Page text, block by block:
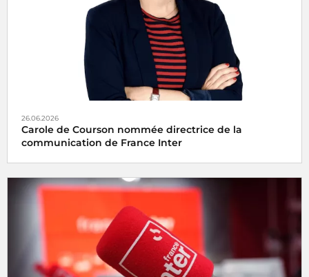
26.06.2026
Carole de Courson nommée directrice de la
communication de France Inter